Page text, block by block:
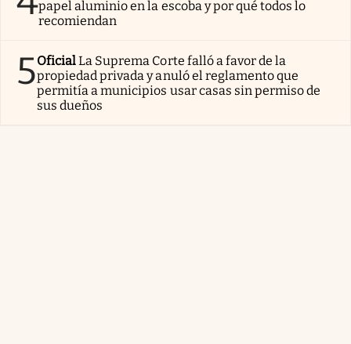
papel aluminio en la escoba y por qué todos lo
recomiendan
5OficialLa Suprema Corte falló a favor de la
propiedad privada y anuló el reglamento que
permitía a municipios usar casas sin permiso de
sus dueños